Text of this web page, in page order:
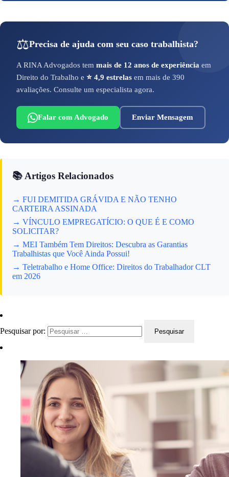
⚖️Precisa de ajuda com seu caso trabalhista?
A RINA Advogados tem mais de 12 anos de experiência em
Direito do Trabalho e ⭐ 4,9 estrelas em mais de 390
avaliações. Consulte um especialista agora.
Falar com Advogado Enviar Mensagem
📚 Artigos Relacionados
→ FUI DEMITIDA GRÁVIDA E NÃO TENHO
CARTEIRA ASSINADA
→ VÍNCULO EMPREGATÍCIO: O QUE É E COMO
SOLICITAR?
→ MEI Também Tem Direitos: Descubra as Garantias
Trabalhistas que Você Ainda Possui!
→ Teletrabalho e Home Office: Direitos do Trabalhador CLT
em 2026
Pesquisar por: